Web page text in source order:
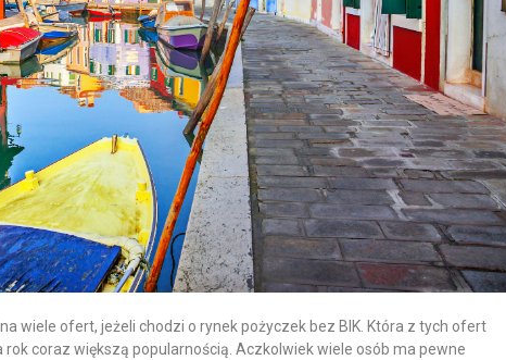
wiele ofert, jeżeli chodzi o rynek pożyczek bez BIK. Która z tych ofert
rok coraz większą popularnością. Aczkolwiek wiele osób ma pewne